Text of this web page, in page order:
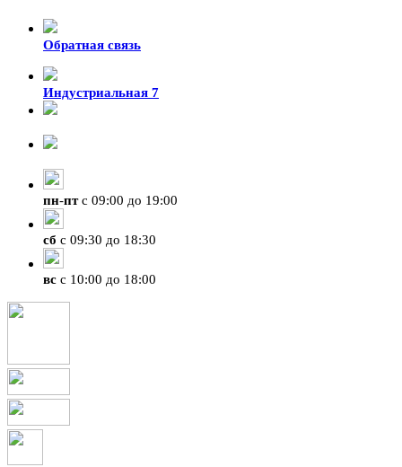
Обратная связь
Индустриальная 7
пн-птс 09:00 до 19:00
сб с 09:30 до 18:30
вс с 10:00 до 18:00